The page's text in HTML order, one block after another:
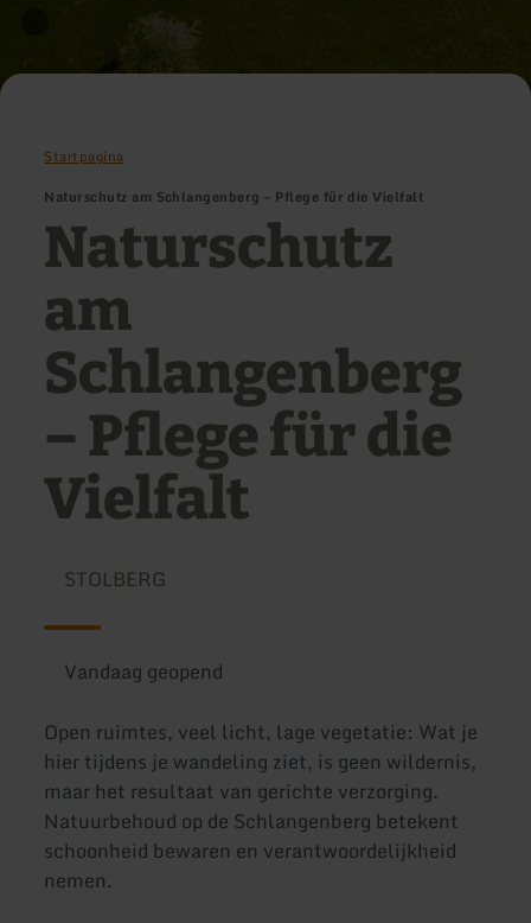
Startpagina
Naturschutz am Schlangenberg – Pflege für die Vielfalt
Naturschutz
am
Schlangenberg
– Pflege für die
Vielfalt
STOLBERG
Vandaag geopend
Open ruimtes, veel licht, lage vegetatie: Wat je
hier tijdens je wandeling ziet, is geen wildernis,
maar het resultaat van gerichte verzorging.
Natuurbehoud op de Schlangenberg betekent
schoonheid bewaren en verantwoordelijkheid
nemen.